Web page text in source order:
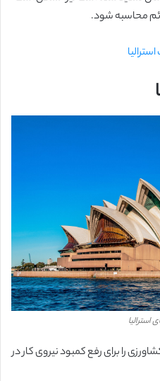
محاسبه شود.
استرالیا
ویزای کشاورزی را برای رفع کمبود نیروی کار در